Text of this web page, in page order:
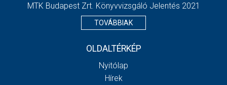
MTK Budapest Zrt. Könyvvizsgáló Jelentés 2021
TOVÁBBIAK
OLDALTÉRKÉP
Nyitólap
Hírek